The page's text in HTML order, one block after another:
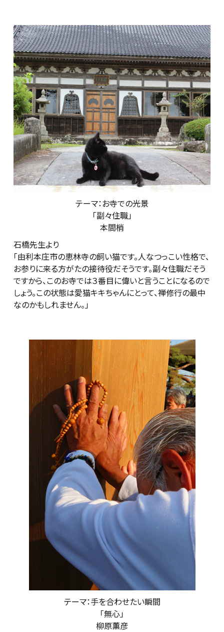
テーマ：お寺での光景
「副々住職」
本間梢
石橋先生より
「由利本庄市の恵林寺の飼い猫です。人なつっこい性格で、
お参りに来る方がたの接待役だそうです。副々住職だそう
ですから、このお寺では３番目に偉いと言うことになるので
しょう。この状態は愛猫キキちゃんにとって、禅修行の最中
なのかもしれません。」
テーマ：手を合わせたい瞬間
「無心」
柳原薫彦